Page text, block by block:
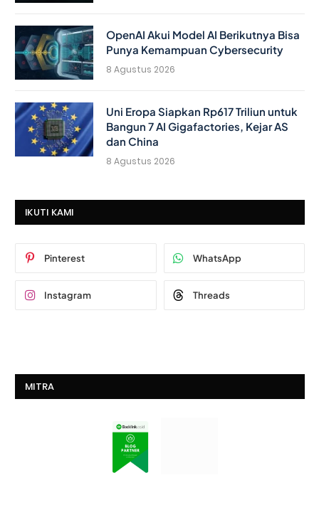
OpenAI Akui Model AI Berikutnya Bisa
Punya Kemampuan Cybersecurity
8 Agustus 2026
Uni Eropa Siapkan Rp617 Triliun untuk
Bangun 7 AI Gigafactories, Kejar AS
dan China
8 Agustus 2026
IKUTI KAMI
Pinterest WhatsApp
Instagram Threads
MITRA